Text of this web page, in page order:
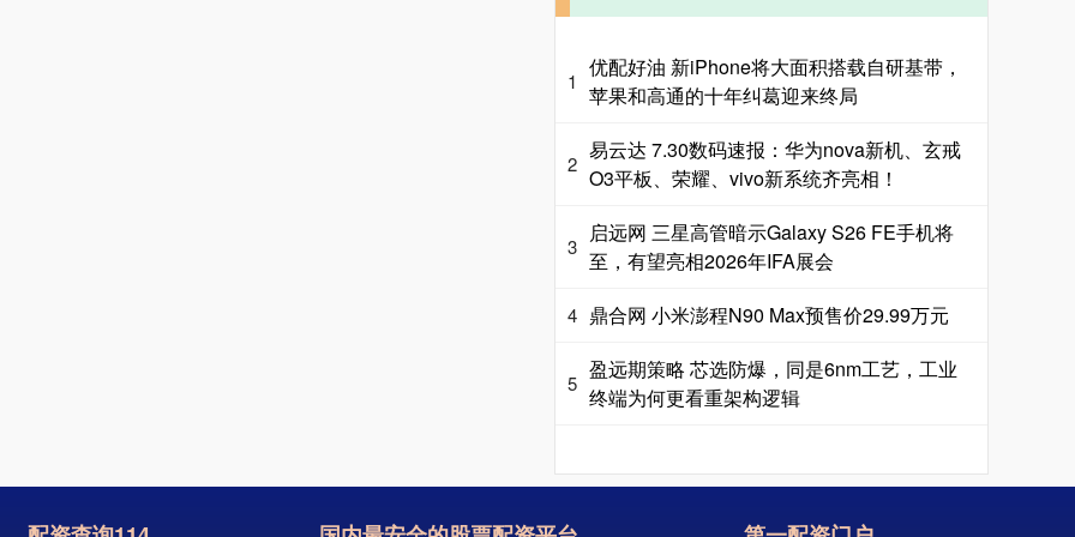
1
优配好油 新iPhone将大面积搭载自研基带，
苹果和高通的十年纠葛迎来终局
2
易云达 7.30数码速报：华为nova新机、玄戒
O3平板、荣耀、vivo新系统齐亮相！
3
启远网 三星高管暗示Galaxy S26 FE手机将
至，有望亮相2026年IFA展会
4 鼎合网 小米澎程N90 Max预售价29.99万元
5
盈远期策略 芯选防爆，同是6nm工艺，工业
终端为何更看重架构逻辑